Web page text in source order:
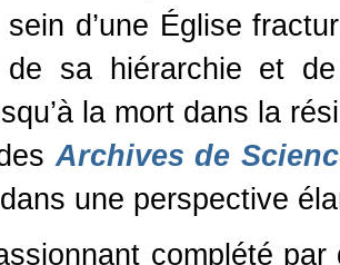
sein d’une Église
de sa hiérarchie et
la mort dans la
Archives de
une perspective
complété